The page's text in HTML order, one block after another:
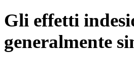
Gli effetti
generalmente